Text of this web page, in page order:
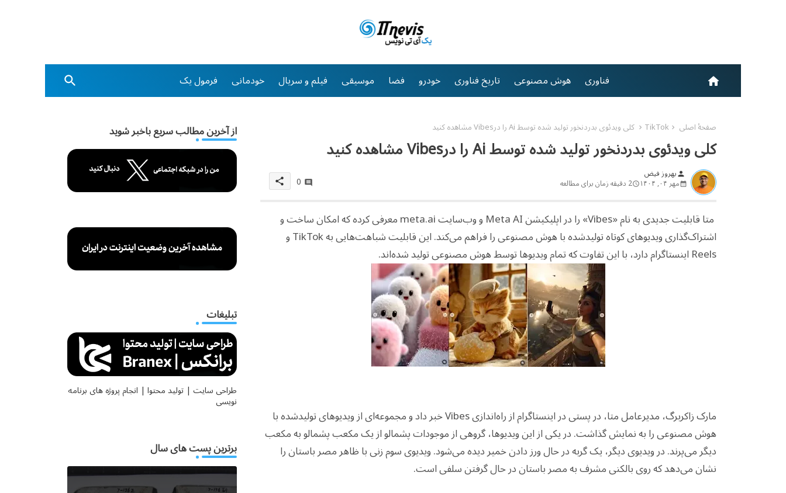
home فناوری هوش مصنوعی تاریخ فناوری خودرو فضا موسیقی فیلم و سریال خودمانی فرمول یک
صفحهٔ اصلی TikTok کلی ویدئوی بدردنخور تولید شده توسط Ai را درVibes مشاهده کنید
کلی ویدئوی بدردنخور تولید شده توسط Ai را درVibes مشاهده کنید
person بهروز فیض
مهر ۰۴, ۱۴۰۴ 2 دقیقه زمان برای مطالعه 0
share
متا قابلیت جدیدی به نام «Vibes» را در اپلیکیشن Meta AI و وب‌سایت meta.ai معرفی کرده که امکان ساخت و
اشتراک‌گذاری ویدیوهای کوتاه تولیدشده با هوش مصنوعی را فراهم می‌کند. این قابلیت شباهت‌هایی به TikTok و
Reels اینستاگرام دارد، با این تفاوت که تمام ویدیوها توسط هوش مصنوعی تولید شده‌اند.
مارک زاکربرگ، مدیرعامل متا، در پستی در اینستاگرام از راه‌اندازی Vibes خبر داد و مجموعه‌ای از ویدیوهای تولیدشده با
هوش مصنوعی را به نمایش گذاشت. در یکی از این ویدیوها، گروهی از موجودات پشمالو از یک مکعب پشمالو به مکعب
دیگر می‌پرند. در ویدیوی دیگر، یک گربه در حال ورز دادن خمیر دیده می‌شود. ویدیوی سوم زنی با ظاهر مصر باستان را
نشان می‌دهد که روی بالکنی مشرف به مصر باستان در حال گرفتن سلفی است.
از آخرین مطالب سریع باخبر شوید
تبلیغات
طراحی سایت | تولید محتوا | انجام پروژه های برنامه
نویسی
برترین پست های سال